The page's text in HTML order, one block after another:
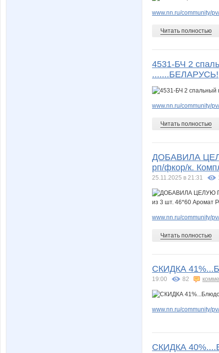
www.nn.ru/community/
Читать полностью
4531-БЧ 2
.......БЕЛАРУСЬ!
www.nn.ru/community/
Читать полностью
ДОБАВИЛА
рп/фкор/к.
25.11.2025 в 21:31
www.nn.ru/community/
Читать полностью
СКИДКА
19:00 82
www.nn.ru/community/
СКИДКА